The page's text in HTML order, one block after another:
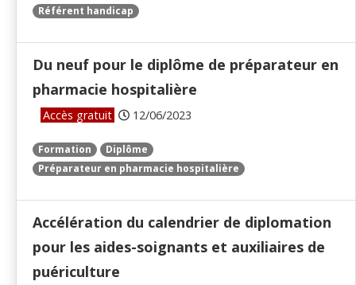
Référent handicap
Du neuf pour le diplôme de préparateur en
pharmacie hospitalière
Accès gratuit 12/06/2023
Formation
Diplôme
Préparateur en pharmacie hospitalière
Accélération du calendrier de diplomation
pour les aides-soignants et auxiliaires de
puériculture